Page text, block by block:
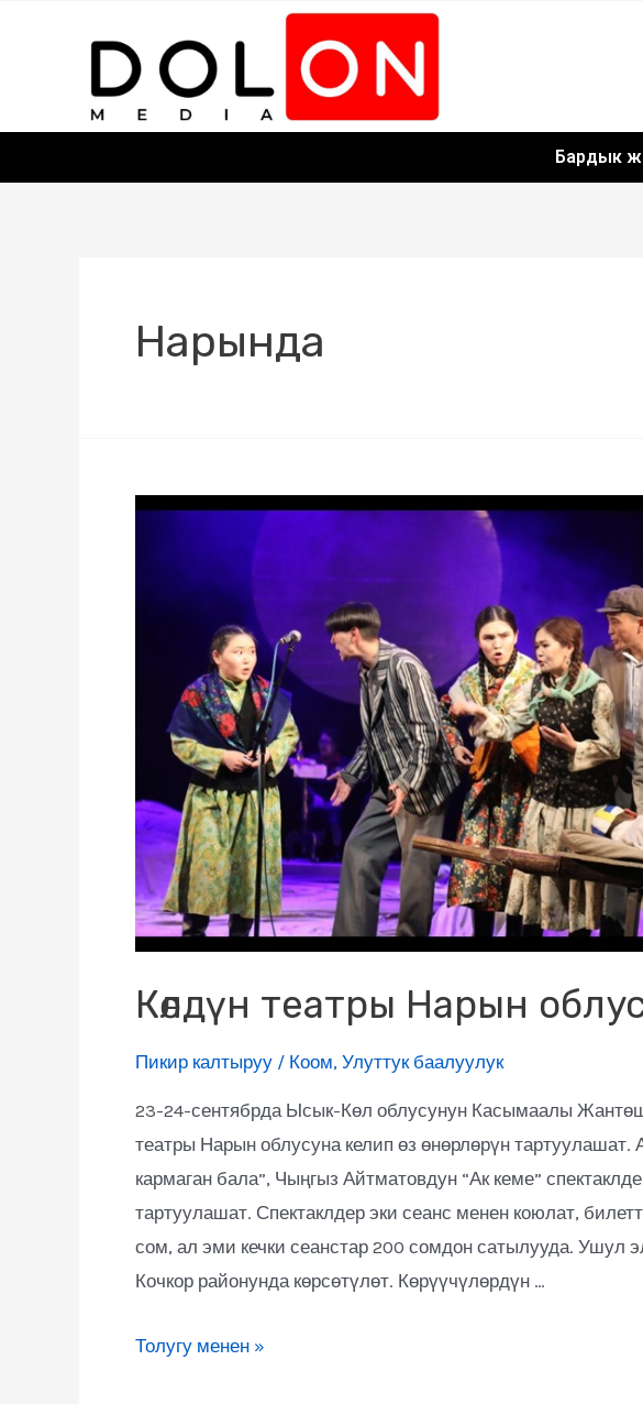
Бардык
Нарында
Көлдүн театры Нарын
Пикир калтыруу / Коом, Улуттук баалуулук
23-24-сентябрда Ысык-Көл облусунун Касымаалы
театры Нарын облусуна келип өз өнөрлөрүн тартуулашат.
кармаган бала”, Чыңгыз Айтматовдун “Ак кеме”
тартуулашат. Спектаклдер эки сеанс менен коюлат,
сом, ал эми кечки сеанстар 200 сомдон сатылууда. Ушул
Кочкор районунда көрсөтүлөт. Көрүүчүлөрдүн …
Толугу менен »